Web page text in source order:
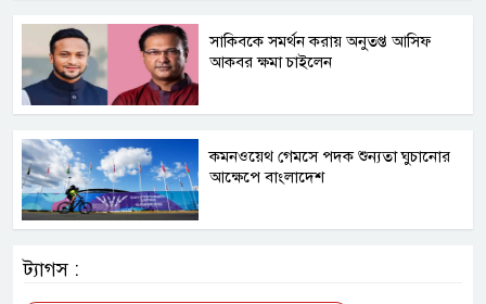
সাকিবকে সমর্থন করায় অনুতপ্ত আসিফ
আকবর ক্ষমা চাইলেন
কমনওয়েথ গেমসে পদক শুন্যতা ঘুচানোর
আক্ষেপে বাংলাদেশ
ট্যাগস :